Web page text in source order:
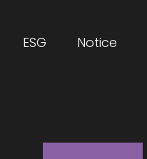
ESG Notice